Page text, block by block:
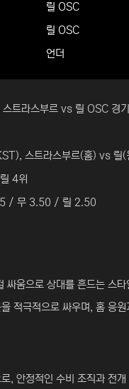
릴 OSC
릴 OSC
언더
라스부르 vs 릴 OSC 경기
스트라스부르(홈) vs 릴(
4위
/ 무 3.50 / 릴 2.50
싸움으로 상대를 흔드는 스타
적극적으로 싸우며, 홈 응
, 안정적인 수비 조직과 전